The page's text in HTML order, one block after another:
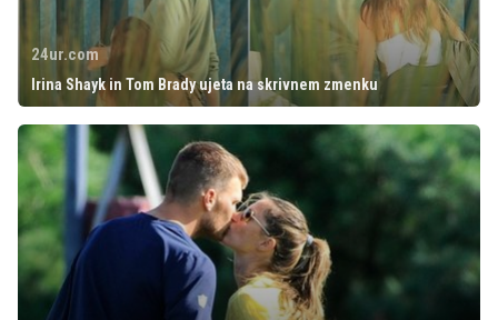
24ur.com
Irina Shayk in Tom Brady ujeta na skrivnem zmenku